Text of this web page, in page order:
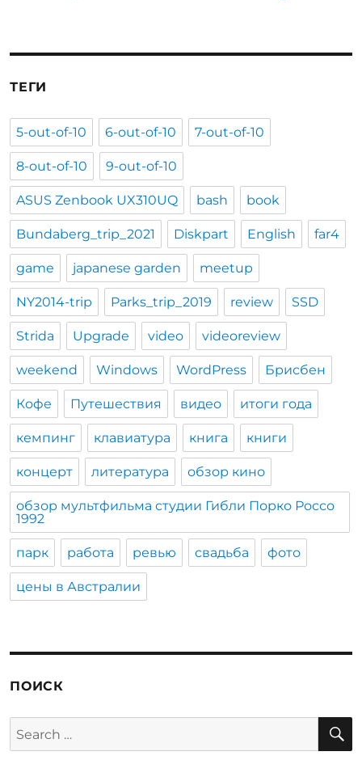
ТЕГИ
5-out-of-10 6-out-of-10 7-out-of-10
8-out-of-10 9-out-of-10
ASUS Zenbook UX310UQ bash book
Bundaberg_trip_2021 Diskpart English far4
game japanese garden meetup
NY2014-trip Parks_trip_2019 review SSD
Strida Upgrade video videoreview
weekend Windows WordPress Брисбен
Кофе Путешествия видео итоги года
кемпинг клавиатура книга книги
концерт литература обзор кино
обзор мультфильма студии Гибли Порко Россо
1992
парк работа ревью свадьба фото
цены в Австралии
ПОИСК
Search
for: